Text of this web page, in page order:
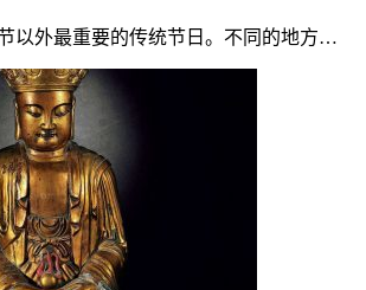
以外最重要的传统节日。不同的地方…